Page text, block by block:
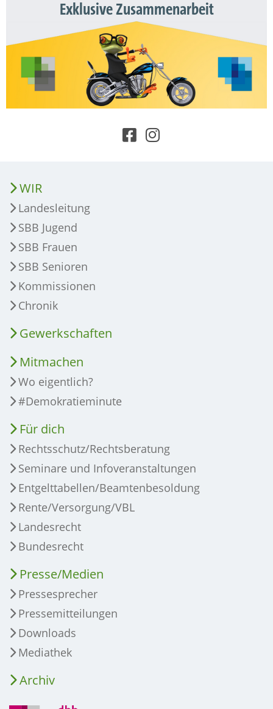
Exklusive Zusammenarbeit
WIR
Landesleitung
SBB Jugend
SBB Frauen
SBB Senioren
Kommissionen
Chronik
Gewerkschaften
Mitmachen
Wo eigentlich?
#Demokratieminute
Für dich
Rechtsschutz/Rechtsberatung
Seminare und Infoveranstaltungen
Entgelttabellen/Beamtenbesoldung
Rente/Versorgung/VBL
Landesrecht
Bundesrecht
Presse/Medien
Pressesprecher
Pressemitteilungen
Downloads
Mediathek
Archiv